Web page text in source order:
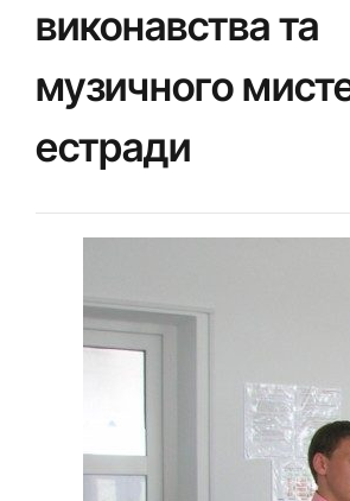
виконавства та
музичного
естради